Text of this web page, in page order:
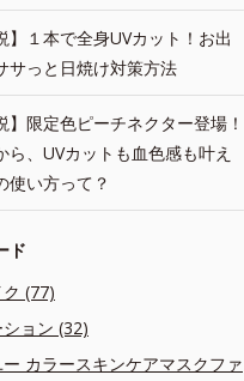
】１本で全身UVカット！お出
サっと日焼け対策方法
】限定色ピーチネクター登場！
ら、UVカットも血色感も叶え
使い方って？
ド
(77)
ョン (32)
カラースキンケアマスクファ